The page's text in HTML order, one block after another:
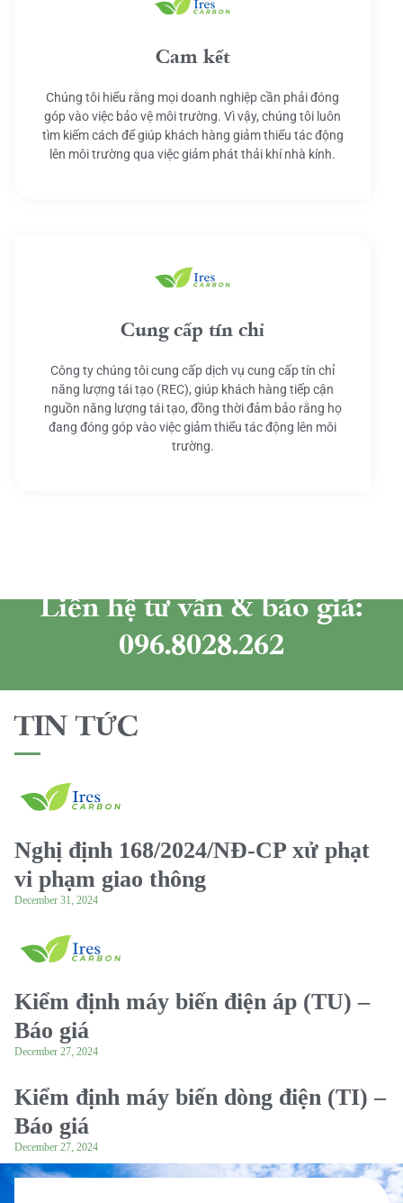
Cam kết
Chúng tôi hiểu rằng mọi doanh nghiệp cần phải đóng
góp vào việc bảo vệ môi trường. Vì vậy, chúng tôi luôn
tìm kiếm cách để giúp khách hàng giảm thiểu tác động
lên môi trường qua việc giảm phát thải khí nhà kính.
Cung cấp tín chỉ
Công ty chúng tôi cung cấp dịch vụ cung cấp tín chỉ
năng lượng tái tạo (REC), giúp khách hàng tiếp cận
nguồn năng lượng tái tạo, đồng thời đảm bảo rằng họ
đang đóng góp vào việc giảm thiểu tác động lên môi
trường.
Liên hệ tư vấn & báo giá:
096.8028.262
TIN TỨC
Nghị định 168/2024/NĐ-CP xử phạt
vi phạm giao thông
December 31, 2024
Kiểm định máy biến điện áp (TU) –
Báo giá
December 27, 2024
Kiểm định máy biến dòng điện (TI) –
Báo giá
December 27, 2024